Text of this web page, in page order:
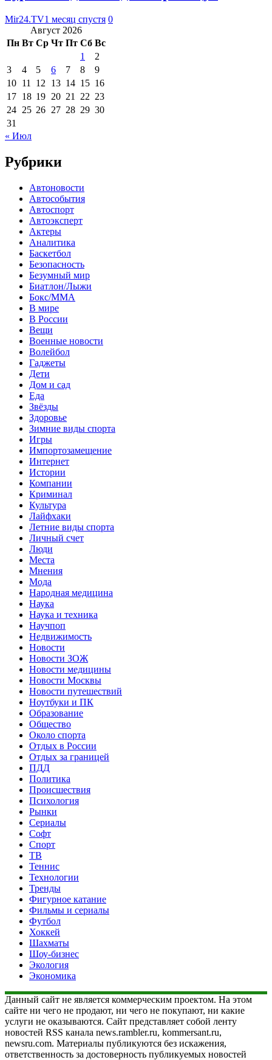
Mir24.TV1 месяц спустя 0
Август 2026
Пн Вт Ср Чт Пт Сб Вс
1
2
3
4 5 6 7 8
9
10 11 12 13 14 15 16
17 18 19 20 21 22 23
24 25 26 27 28 29 30
31
« Июл
Рубрики
Автоновости
Автособытия
Автоспорт
Автоэксперт
Актеры
Аналитика
Баскетбол
Безопасность
Безумный мир
Биатлон/Лыжи
Бокс/MMA
В мире
В России
Вещи
Военные новости
Волейбол
Гаджеты
Дети
Дом и сад
Еда
Звёзды
Здоровье
Зимние виды спорта
Игры
Импортозамещение
Интернет
Истории
Компании
Криминал
Культура
Лайфхаки
Летние виды спорта
Личный счет
Люди
Места
Мнения
Мода
Народная медицина
Наука
Наука и техника
Научпоп
Недвижимость
Новости
Новости ЗОЖ
Новости медицины
Новости Москвы
Новости путешествий
Ноутбуки и ПК
Образование
Общество
Около спорта
Отдых в России
Отдых за границей
ПДД
Политика
Происшествия
Психология
Рынки
Сериалы
Софт
Спорт
ТВ
Теннис
Технологии
Тренды
Фигурное катание
Фильмы и сериалы
Футбол
Хоккей
Шахматы
Шоу-бизнес
Экология
Экономика
Данный сайт не является коммерческим проектом. На этом
сайте ни чего не продают, ни чего не покупают, ни какие
услуги не оказываются. Сайт представляет собой ленту
новостей RSS канала news.rambler.ru, kommersant.ru,
newsru.com. Материалы публикуются без искажения,
ответственность за достоверность публикуемых новостей